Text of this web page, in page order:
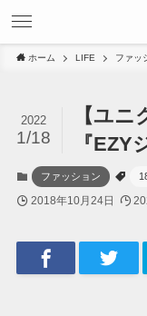
ホーム LIFE ファッ
【ユ
『EZY
2022
1/18
ファッション
2018年10月24日